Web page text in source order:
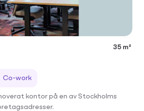
35 m²
Co-work
kontor på en av Stockholms